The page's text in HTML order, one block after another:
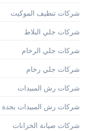
شركات تنظيف الموكيت
شركات جلي البلاط
شركات جلي الرخام
شركات جلي رخام
شركات رش المبيدات
شركات رش المبيدات بجدة
شركات صيانة الخزانات